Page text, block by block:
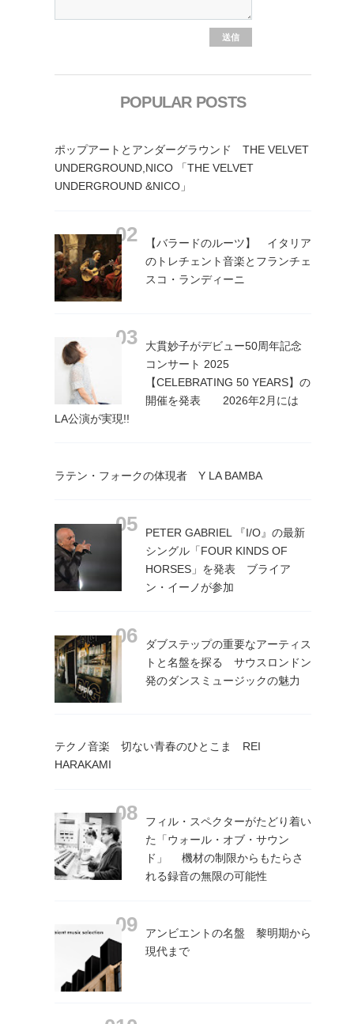
POPULAR POSTS
ポップアートとアンダーグラウンド THE VELVET
UNDERGROUND,NICO 「THE VELVET
UNDERGROUND &NICO」
【バラードのルーツ】 イタリア
のトレチェント音楽とフランチェ
スコ・ランディーニ
大貫妙子がデビュー50周年記念
コンサート 2025
【CELEBRATING 50 YEARS】の
開催を発表 2026年2月には
LA公演が実現!!
ラテン・フォークの体現者 Y LA BAMBA
PETER GABRIEL 『I/O』の最新
シングル「FOUR KINDS OF
HORSES」を発表 ブライア
ン・イーノが参加
ダブステップの重要なアーティス
トと名盤を探る サウスロンドン
発のダンスミュージックの魅力
テクノ音楽 切ない青春のひとこま REI
HARAKAMI
フィル・スペクターがたどり着い
た「ウォール・オブ・サウン
ド」 機材の制限からもたらさ
れる録音の無限の可能性
アンビエントの名盤 黎明期から
現代まで